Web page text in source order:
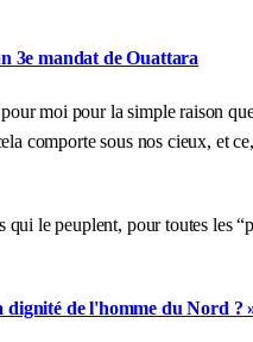
3e mandat de Ouattara
moi pour la simple raison
comporte sous nos cieux, et
le peuplent, pour toutes les
de l'homme du Nord ?